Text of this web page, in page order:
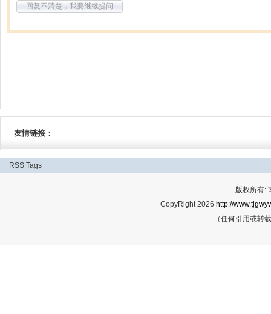
回复不清楚，我要继续提问
友情链接：
RSS Tags
版权所有:
CopyRight 2026 http://
（任何引用或转